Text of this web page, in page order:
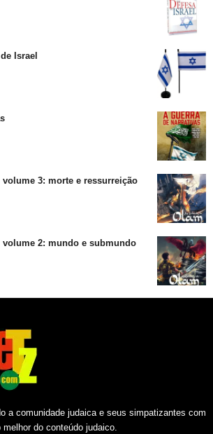
Israel
3: morte e ressurreição
2: mundo e submundo
a comunidade judaica e seus simpatizantes com
melhor do conteúdo judaico.